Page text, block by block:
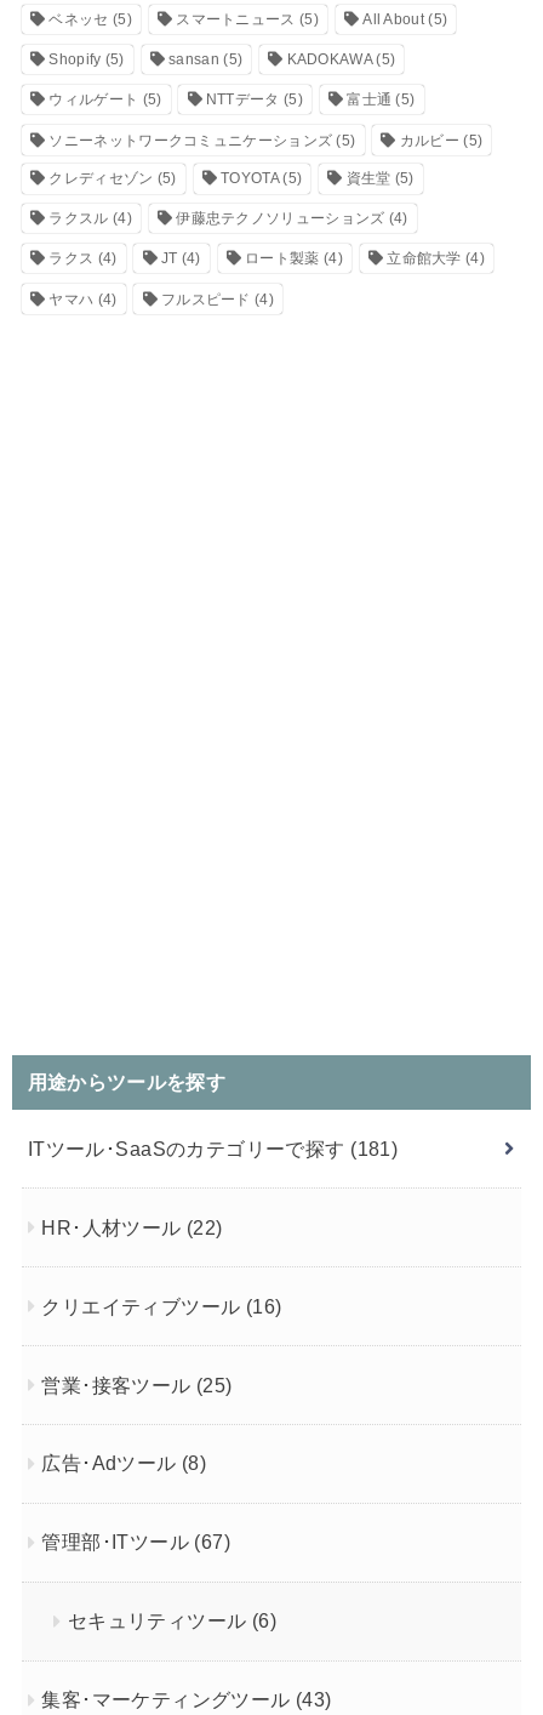
ベネッセ (5) スマートニュース (5) All About(5)
Shopify (5) sansan (5) KADOKAWA(5)
ウィルゲート (5) NTTデータ (5) 富士通 (5)
ソニーネットワークコミュニケーションズ (5) カルビー (5)
クレディセゾン (5) TOYOTA(5) 資生堂 (5)
ラクスル (4) 伊藤忠テクノソリューションズ (4)
ラクス (4) JT (4) ロート製薬 (4) 立命館大学 (4)
ヤマハ (4) フルスピード (4)
用途からツールを探す
ITツール･SaaSのカテゴリーで探す (181)
HR･人材ツール (22)
クリエイティブツール (16)
営業･接客ツール (25)
広告･Adツール (8)
管理部･ITツール (67)
セキュリティツール (6)
集客･マーケティングツール (43)